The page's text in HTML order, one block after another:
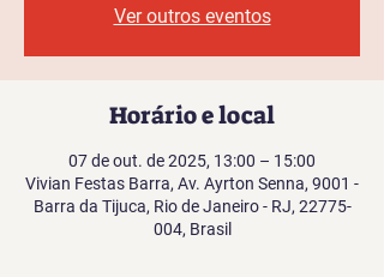
Ver outros eventos
Horário e local
07 de out. de 2025, 13:00 – 15:00
Vivian Festas Barra, Av. Ayrton Senna, 9001 -
Barra da Tijuca, Rio de Janeiro - RJ, 22775-
004, Brasil